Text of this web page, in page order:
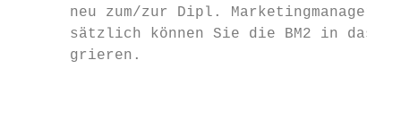
neu zum/zur Dipl.
sätzlich können Sie die BM2 in das
grieren.